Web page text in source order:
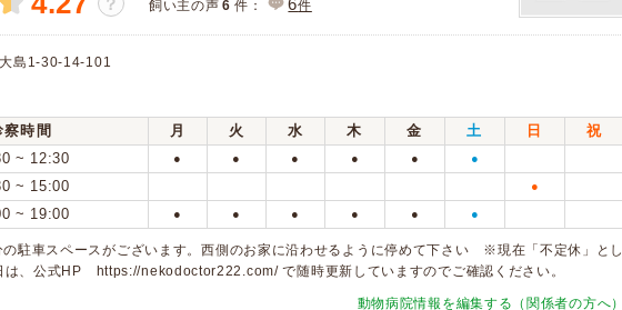
？ 飼い主の声 6 件： 件
島1-30-14-101
察時間 月 火 水 木 金 土 日
祝
~ 12:30
● ● ● ● ● ●
~ 15:00 ●
~ 19:00 ● ● ● ● ● ●
駐車スペースがございます。西側のお家に沿わせるように停めて下さい ※現在「不定休」とし
は、公式HP
https://nekodoctor222.com/で随時更新していますのでご確認ください。
動物病院情報を編集する（関係者の方へ）